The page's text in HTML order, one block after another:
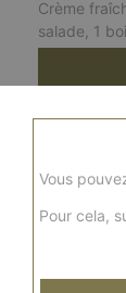
Crème
salade, 1
frites ou
Vous
Pour cela,